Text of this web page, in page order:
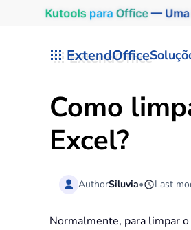
Kutools para Office— Uma
ExtendOffice
Como
Excel?
AuthorSiluvia• Last
Normalmente, para limpar